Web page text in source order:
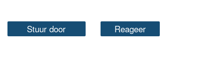
Stuur door Reageer